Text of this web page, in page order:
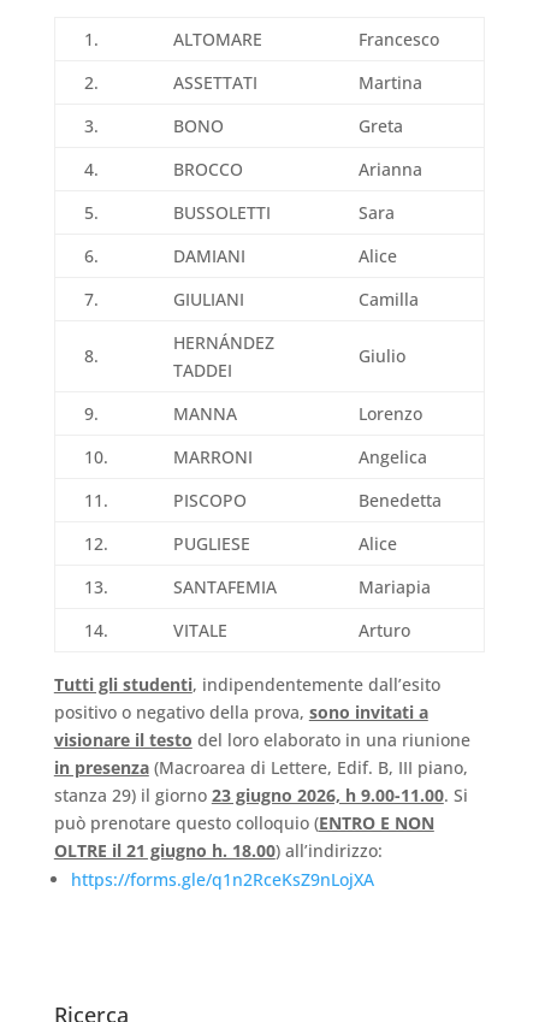
1. ALTOMARE
Francesco
2.
ASSETTATI
Martina
3.
BONO
Greta
4.
BROCCO
Arianna
5.
BUSSOLETTI
Sara
6.
DAMIANI
Alice
7.
GIULIANI Camilla
8.
HERNÁNDEZ
TADDEI
Giulio
9. MANNA
Lorenzo
10.
MARRONI
Angelica
11.
PISCOPO
Benedetta
12.
PUGLIESE
Alice
13.
SANTAFEMIA
Mariapia
14.
VITALE Arturo
Tutti gli studenti, indipendentemente dall’esito
positivo o negativo della prova, sono invitati a
visionare il testo del loro elaborato in una riunione
in presenza(Macroarea di Lettere, Edif. B, III piano,
stanza 29) il giorno 23 giugno 2026, h 9.00-11.00. Si
può prenotare questo colloquio (ENTRO E NON
OLTRE il 21 giugno h. 18.00) all’indirizzo:
https://forms.gle/q1n2RceKsZ9nLojXA
Ricerca